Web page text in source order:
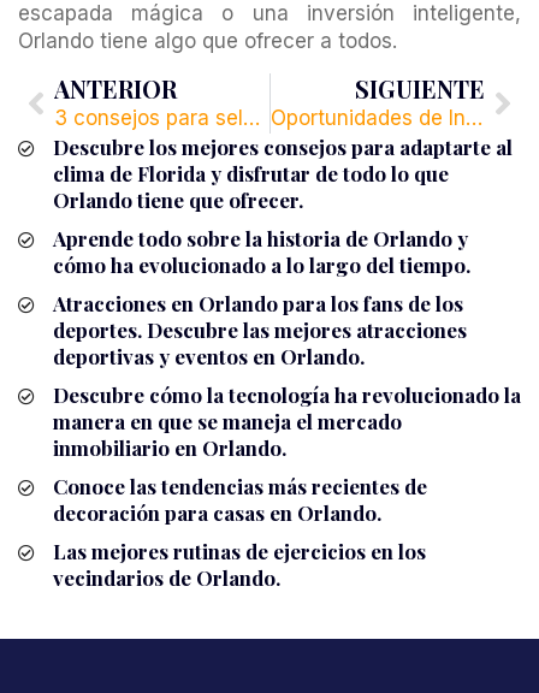
escapada mágica o una inversión inteligente,
Orlando tiene algo que ofrecer a todos.
ANTERIOR
3 consejos para seleccionar una inversión inmobiliaria en Orlando:
SIGUIENTE
Oportunidades de Inversión Sostenibles en Orlando: ¿Qué Depara el Futuro?
Descubre los mejores consejos para adaptarte al
clima de Florida y disfrutar de todo lo que
Orlando tiene que ofrecer.
Aprende todo sobre la historia de Orlando y
cómo ha evolucionado a lo largo del tiempo.
Atracciones en Orlando para los fans de los
deportes. Descubre las mejores atracciones
deportivas y eventos en Orlando.
Descubre cómo la tecnología ha revolucionado la
manera en que se maneja el mercado
inmobiliario en Orlando.
Conoce las tendencias más recientes de
decoración para casas en Orlando.
Las mejores rutinas de ejercicios en los
vecindarios de Orlando.